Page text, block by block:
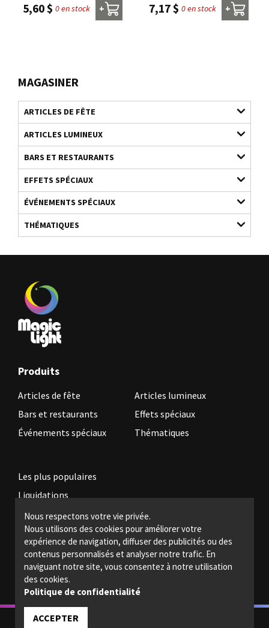
Nous respectons votre vie privée.
Nous utilisons des cookies pour améliorer votre
expérience de navigation, diffuser des publicités ou des
contenus personnalisés et analyser notre trafic. En
naviguant notre site, vous consentez à notre utilisation
des cookies.
Politique de confidentialité
ACCEPTER
MAGASINER
ARTICLES DE FÊTE
ARTICLES LUMINEUX
BARS ET RESTAURANTS
EFFETS SPÉCIAUX
ÉVÉNEMENTS SPÉCIAUX
THÉMATIQUES
5,60 $ 0 en stock + 7,17 $ 0 en stock +
Produits
Articles de fête
Articles lumineux
Bars et restaurants
Effets spéciaux
Événements spéciaux
Thématiques
Les plus populaires
Liquidations
Devenez revendeur
Politiques légales
Nous joindre
© 2022 - Magic light - Tous droits réservés.